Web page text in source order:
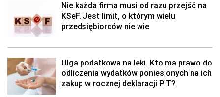
Nie każda firma musi od razu przejść na
KSeF. Jest limit, o którym wielu
przedsiębiorców nie wie
Ulga podatkowa na leki. Kto ma prawo do
odliczenia wydatków poniesionych na ich
zakup w rocznej deklaracji PIT?